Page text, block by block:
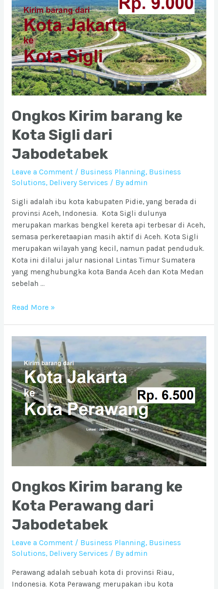
Ongkos Kirim barang ke
Kota Sigli dari
Jabodetabek
Leave a Comment / Business Planning, Business
Solutions, Delivery Services / By admin
Sigli adalah ibu kota kabupaten Pidie, yang berada di
provinsi Aceh, Indonesia. Kota Sigli dulunya
merupakan markas bengkel kereta api terbesar di Aceh,
semasa perkeretaapian masih aktif di Aceh. Kota Sigli
merupakan wilayah yang kecil, namun padat penduduk.
Kota ini dilalui jalur nasional Lintas Timur Sumatera
yang menghubungka kota Banda Aceh dan Kota Medan
sebelah …
Ongkos
Sigli
dari
Jabodetabek
Read More »
Ongkos Kirim barang ke
Kota Perawang dari
Jabodetabek
Leave a Comment / Business Planning, Business
Solutions, Delivery Services / By admin
Perawang adalah sebuah kota di provinsi Riau,
Indonesia. Kota Perawang merupakan ibu kota